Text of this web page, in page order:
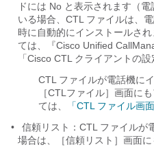
ドには No と表示されます（
いる場合、CTL ファイルは、
時に自動的にインストールさ
ては、『Cisco Unified
「Cisco CTL クライアントの
CTL ファイルが電話機に
［CTLファイル］画面に
ては、
「CTL ファイル画面
•
信頼リスト：CTL ファイルが
場合は、［信頼リスト］画面